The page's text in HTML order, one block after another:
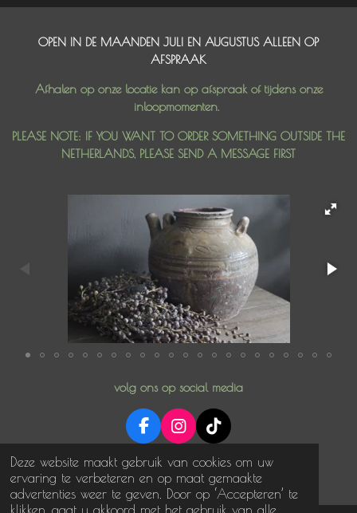
Deze website maakt gebruik van cookies om uw
ervaring te verbeteren en op maat gemaakte
advertenties weer te geven. Door op ‘Accepteren’ te
klikken, gaat u akkoord met het gebruik van alle
OPEN IN DE MAANDEN JULI EN AUGUSTUS ALLEEN OP
AFSPRAAK
Afhalen op onze locatie kan op afspraak of tijdens onze
inloopmomenten.
PLEASE NOTE: IF YOU WANT TO ORDER SOMETHING OUTSIDE THE
NETHERLANDS, PLEASE SEND A MESSAGE FIRST
volg ons op social media
F
a
c
e
b
I
n
s
t
a
T
i
k
T
o
Powered byJouwWeb